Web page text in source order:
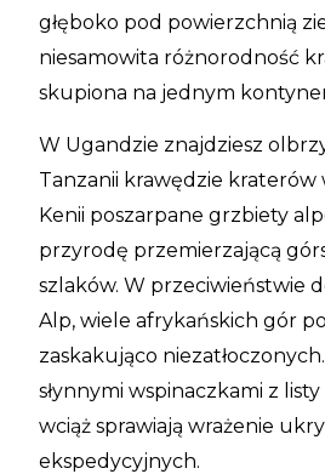
głęboko pod powierzchnią
niesamowita różnorodność
skupiona na jednym
W Ugandzie znajdziesz
Tanzanii krawędzie
Kenii poszarpane grzbiety
przyrodę przemierzającą
szlaków. W przeciwieństwie
Alp, wiele afrykańskich gór
zaskakująco
słynnymi wspinaczkami z
wciąż sprawiają wrażenie
ekspedycyjnych.